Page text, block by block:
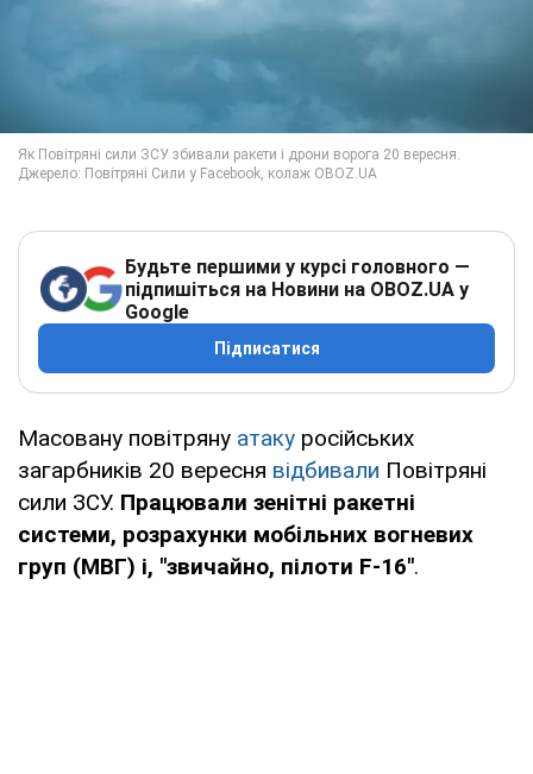
Будьте першими у курсі головного —
підпишіться на Новини на OBOZ.UA у
Google
Підписатися
Масовану повітряну атаку російських
загарбників 20 вересня відбивали Повітряні
сили ЗСУ. Працювали зенітні ракетні
системи, розрахунки мобільних вогневих
груп (МВГ) і, "звичайно, пілоти F-16".